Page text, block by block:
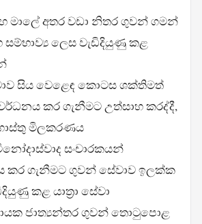
මාලේ අතර වඩා නිතර ගුවන් ගමන්
ලෙස වැඩිදියුණු කළ
සිය වෙළෙඳ කොටස ශක්තිමත්
කර ගැනීමට උත්සාහ කරද්දී,
මිලකරණය
සංචාරකයන්
ගැනීමට ගුවන් සේවාව ඉලක්ක
කළ යාත්‍රා සේවා
ජාත්‍යන්තර ගුවන් තොටුපොළ